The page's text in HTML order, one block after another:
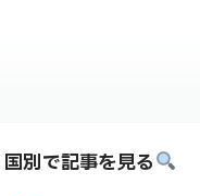
国別で記事を見る